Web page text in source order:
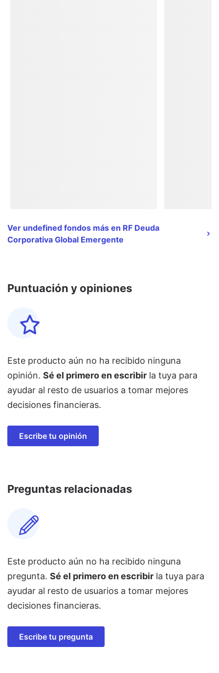
Ver undefined fondos más en RF Deuda
Corporativa Global Emergente
Puntuación y opiniones
Este producto aún no ha recibido ninguna
opinión. Sé el primero en escribir la tuya para
ayudar al resto de usuarios a tomar mejores
decisiones financieras.
Escribe tu opinión
Preguntas relacionadas
Este producto aún no ha recibido ninguna
pregunta. Sé el primero en escribir la tuya para
ayudar al resto de usuarios a tomar mejores
decisiones financieras.
Escribe tu pregunta